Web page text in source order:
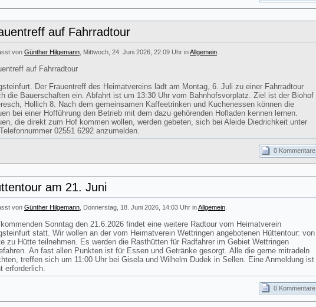
auf Fahrradtour
von Günther Hilgemann , Mittwoch, 24. Juni 2026, 22:09 Uhr inAllgemein
auf Fahrradtour
Der Frauentreff des Heimatvereins lädt am Montag, 6. Juli zu einer Fahrradtour
die Bauerschaften ein. Abfahrt ist um 13:30 Uhr vom Bahnhofsvorplatz. Ziel ist der Biohof
Hollich 8. Nach dem gemeinsamen Kaffeetrinken und Kuchenessen können die
bei einer Hofführung den Betrieb mit dem dazu gehörenden Hofladen kennen lernen.
die direkt zum Hof kommen wollen, werden gebeten, sich bei Aleide Diedrichkeit unter
02551 6292 anzumelden.
0 Kommentare
am 21. Juni
von Günther Hilgemann , Donnerstag, 18. Juni 2026, 14:03 Uhr inAllgemein
Sonntag den 21.6.2026 findet eine weitere Radtour vom Heimatverein
statt. Wir wollen an der vom Heimatverein Wettringen angebotenen Hüttentour: von
zu Hütte teilnehmen. Es werden die Rasthütten für Radfahrer im Gebiet Wettringen
An fast allen Punkten ist für Essen und Getränke gesorgt. Alle die gerne mitradeln
treffen sich um 11:00 Uhr bei Gisela und Wilhelm Dudek in Sellen. Eine Anmeldung ist
erforderlich.
0 Kommentare